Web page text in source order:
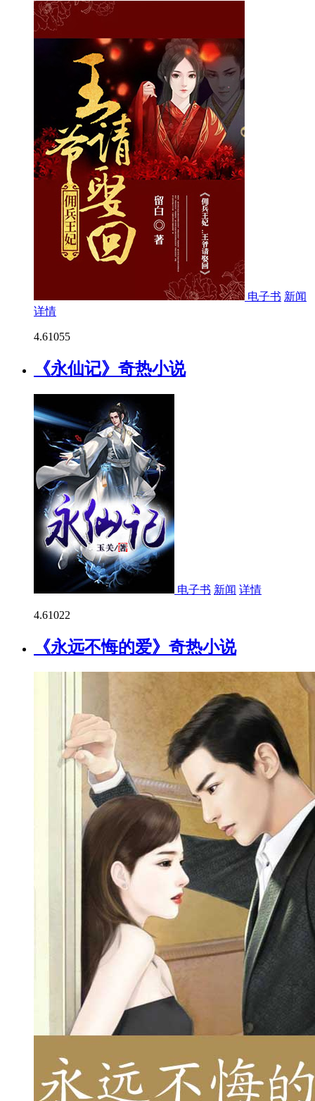
电子书 新闻
详情
4.61055
《永仙记》奇热小说
电子书 新闻 详情
4.61022
《永远不悔的爱》奇热小说